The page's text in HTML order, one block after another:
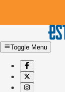
Toggle Menu